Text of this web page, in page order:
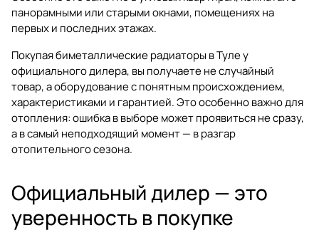
панорамными или старыми окнами, помещениях на
первых и последних этажах.
Покупая биметаллические радиаторы в Туле у
официального дилера, вы получаете не случайный
товар, а оборудование с понятным происхождением,
характеристиками и гарантией. Это особенно важно для
отопления: ошибка в выборе может проявиться не сразу,
а в самый неподходящий момент — в разгар
отопительного сезона.
Официальный дилер — это
уверенность в покупке